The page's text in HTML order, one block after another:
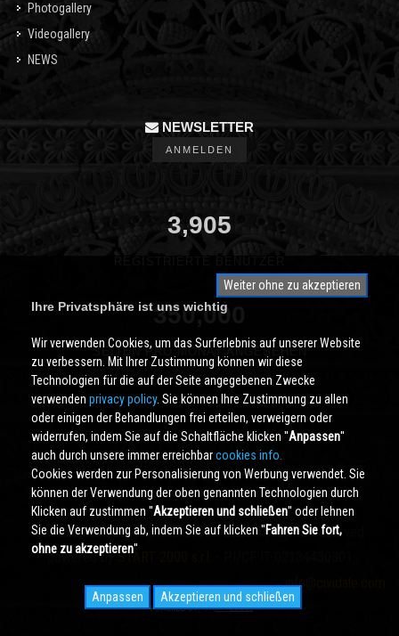
Photogallery
Videogallery
NEWS
NEWSLETTER
ANMELDEN
3,905
350,000
SEITEN PRO MONAT ANGESEHEN
Cividale.COMCopyright © 2000 - 2026 All Rights Reserved
powered bySTART 2000 s.r.l.
info@cividale.com
Weiter ohne zu akzeptieren
Ihre Privatsphäre ist uns wichtig
Wir verwenden Cookies, um das Surferlebnis auf unserer Website
zu verbessern. Mit Ihrer Zustimmung können wir diese
Technologien für die auf der Seite angegebenen Zwecke
verwenden privacy policy. Sie können Ihre Zustimmung zu allen
oder einigen der Behandlungen frei erteilen, verweigern oder
widerrufen, indem Sie auf die Schaltfläche klicken ''Anpassen''
auch durch unsere immer erreichbarcookies info.
Cookies werden zur Personalisierung von Werbung verwendet. Sie
können der Verwendung der oben genannten Technologien durch
Klicken auf zustimmen ''Akzeptieren und schließen'' oder lehnen
Sie die Verwendung ab, indem Sie auf klicken ''Fahren Sie fort,
ohne zu akzeptieren''
Anpassen Akzeptieren und schließen